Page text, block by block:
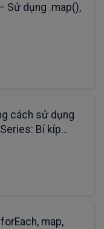
Sử dụng .map(),
cách sử dụng
Bí kíp
map,